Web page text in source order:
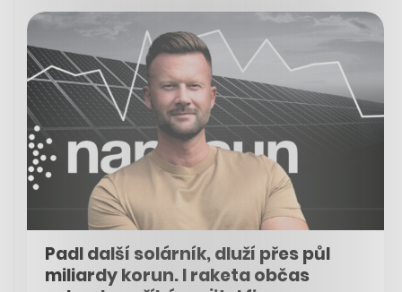
Padl další solárník, dluží přes půl
miliardy korun. I raketa občas